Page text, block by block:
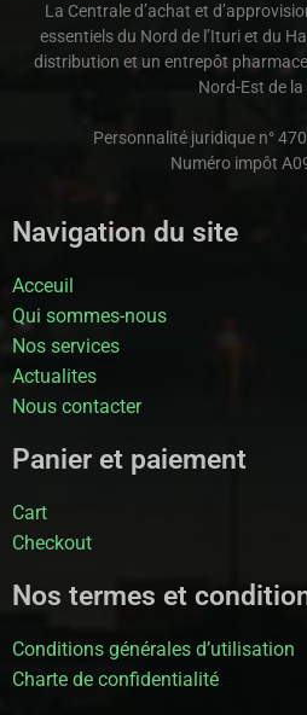
La Centrale d’achat et
essentiels du Nord de l’Ituri et du
distribution et un entrepôt
Nord-Est de la
Personnalité juridique n°
Numéro impôt
Navigation du site
Acceuil
Qui sommes-nous
Nos services
Actualites
Nous contacter
Panier et paiement
Cart
Checkout
Nos termes et
Conditions générales d’utilisation
Charte de confidentialité